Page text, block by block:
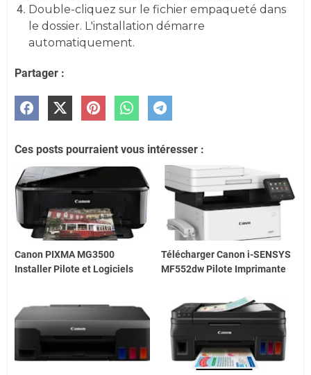
Double-cliquez sur le fichier empaqueté dans
le dossier. L'installation démarre
automatiquement.
Partager :
Ces posts pourraient vous intéresser :
Canon PIXMA MG3500
Installer Pilote et Logiciels
Télécharger Canon i-SENSYS
MF552dw Pilote Imprimante